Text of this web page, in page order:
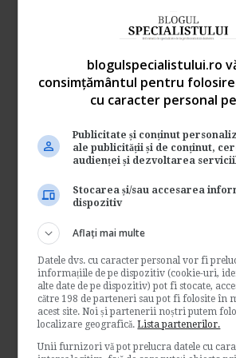
Creditarea
contabile
Contabilul.ro
care asociatul unic al unei
firma cu...
Contabilitate si fiscalitate
→Citeste mai departe
delegati. Caz
deLegislatiamuncii.ro
Analizam cazul unei firme
intr-o tara non-UE. Vom
blogulspecialistului.ro
consimțământul pentru
cu caracter personal
Publicitate și conținut
ale publicității și de conținut,
audienței și dezvoltarea
Stocarea și/sau accesarea
dispozitiv
Aflați mai multe
Datele dvs. cu caracter personal vor fi
informațiile de pe dispozitiv (cookie-uri,
alte date de pe dispozitiv) pot fi stocate,
către 198 de parteneri sau pot fi folosite în
acest site. Noi și partenerii noștri putem
localizare geografică.Lista partenerilor.
Unii furnizori vă pot prelucra datele cu